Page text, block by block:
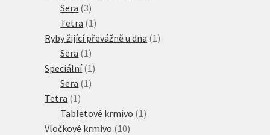
Sera 33
produkty
Tetra 1 1
produkt
Ryby žijící převážně u dna 1 1
Sera 1 1
produkt
Speciální 1 1
Sera 1 1
Tetra 1 1
produkt
Tabletové krmivo 1 1
Vločkové krmivo 1010